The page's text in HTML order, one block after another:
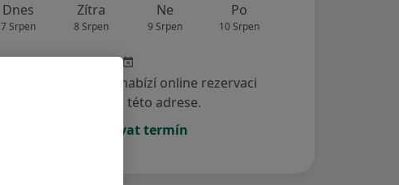
Dnes
7 Srpen
Zítra
8 Srpen
Ne
9 Srpen
Po
10 Srpen
Tento specialista nenabízí online rezervaci
termínu na této adrese.
Rezervovat termín